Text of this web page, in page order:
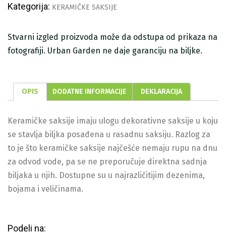
Kategorija: KERAMIČKE SAKSIJE
Stvarni izgled proizvoda može da odstupa od prikaza na
fotografiji. Urban Garden ne daje garanciju na biljke.
OPIS DODATNE INFORMACIJE DEKLARACIJA
Keramičke saksije imaju ulogu dekorativne saksije u koju
se stavlja biljka posađena u rasadnu saksiju. Razlog za
to je što keramičke saksije najčešće nemaju rupu na dnu
za odvod vode, pa se ne preporučuje direktna sadnja
biljaka u njih. Dostupne su u najrazličitijim dezenima,
bojama i veličinama.
Podeli na: